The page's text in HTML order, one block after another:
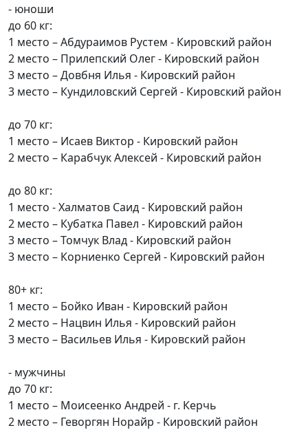
- юноши
до 60 кг:
1 место – Абдураимов Рустем - Кировский район
2 место – Прилепский Олег - Кировский район
3 место – Довбня Илья - Кировский район
3 место – Кундиловский Сергей - Кировский район
до 70 кг:
1 место – Исаев Виктор - Кировский район
2 место – Карабчук Алексей - Кировский район
до 80 кг:
1 место - Халматов Саид - Кировский район
2 место – Кубатка Павел - Кировский район
3 место – Томчук Влад - Кировский район
3 место – Корниенко Сергей - Кировский район
80+ кг:
1 место – Бойко Иван - Кировский район
2 место – Нацвин Илья - Кировский район
3 место – Васильев Илья - Кировский район
- мужчины
до 70 кг:
1 место – Моисеенко Андрей - г. Керчь
2 место – Геворгян Норайр - Кировский район